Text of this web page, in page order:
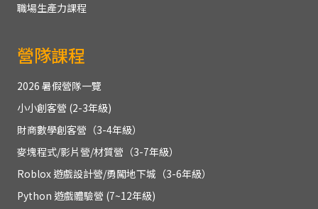
職場生產力課程
營隊課程
2026 暑假營隊一覽
小小創客營 (2-3年級)
財商數學創客營（3-4年級）
麥塊程式/影片營/材質營（3-7年級）
Roblox 遊戲設計營/勇闖地下城（3-6年級）
Python 遊戲體驗營 (7~12年級)